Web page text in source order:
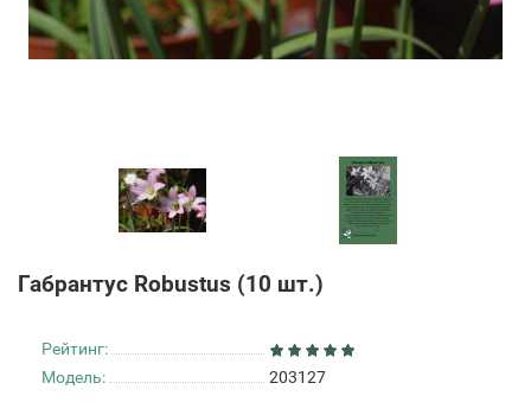
Габрантус Robustus (10 шт.)
Рейтинг:
Модель:
203127